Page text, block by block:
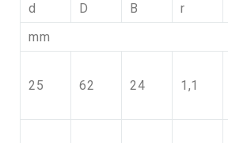
d
D B r
mm
25 62 24 1,1